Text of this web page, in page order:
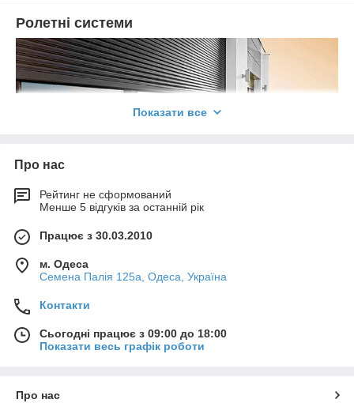
Ролетні системи
дверей, в'їзні та гаражні рольворота, ролетні
решітки. На зміну масивним металевим гратам,
ставням і воротах, вимагають обслуговування,
приходять легкі, прості у використанні і
обслуговуванні, естетичні ролетні системи. Вони
здатні захистити ваш будинок від вторгнення
Конструкція ролет складається з ламелей, які по
напрямних шин згортаються в захисний короб у
верхній частині конструкції.
Показати все
Про нас
Рейтинг не сформований
Менше 5 відгуків за останній рік
Працює з 30.03.2010
м. Одеса
Семена Палія 125а, Одеса, Україна
Контакти
Сьогодні працює з 09:00 до 18:00
Показати весь графік роботи
Про нас